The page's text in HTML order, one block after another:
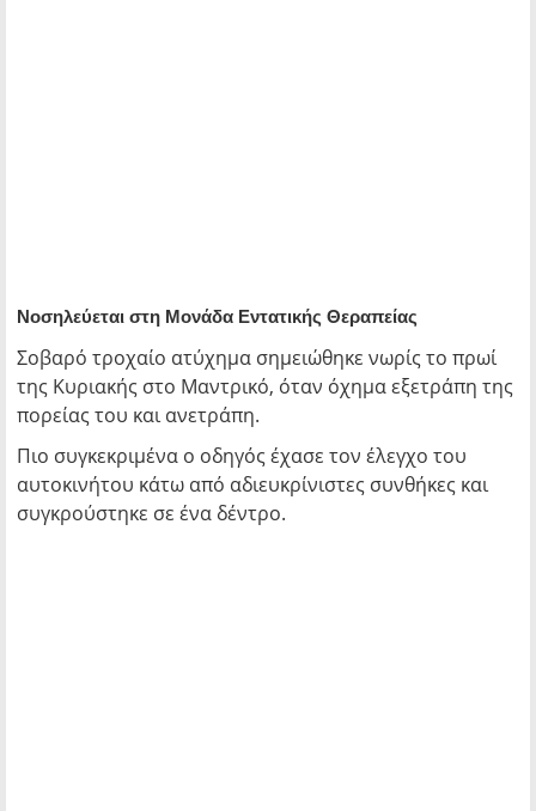
Νοσηλεύεται στη Μονάδα Εντατικής Θεραπείας
Σοβαρό τροχαίο ατύχημα σημειώθηκε νωρίς το πρωί
της Κυριακής στο Μαντρικό, όταν όχημα εξετράπη της
πορείας του και ανετράπη.
Πιο συγκεκριμένα ο οδηγός έχασε τον έλεγχο του
αυτοκινήτου κάτω από αδιευκρίνιστες συνθήκες και
συγκρούστηκε σε ένα δέντρο.